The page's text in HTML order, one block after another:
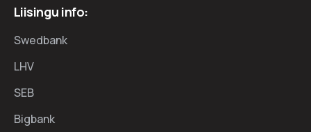
Liisingu info:
Swedbank
LHV
SEB
Bigbank